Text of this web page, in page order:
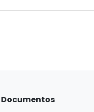
Documentos